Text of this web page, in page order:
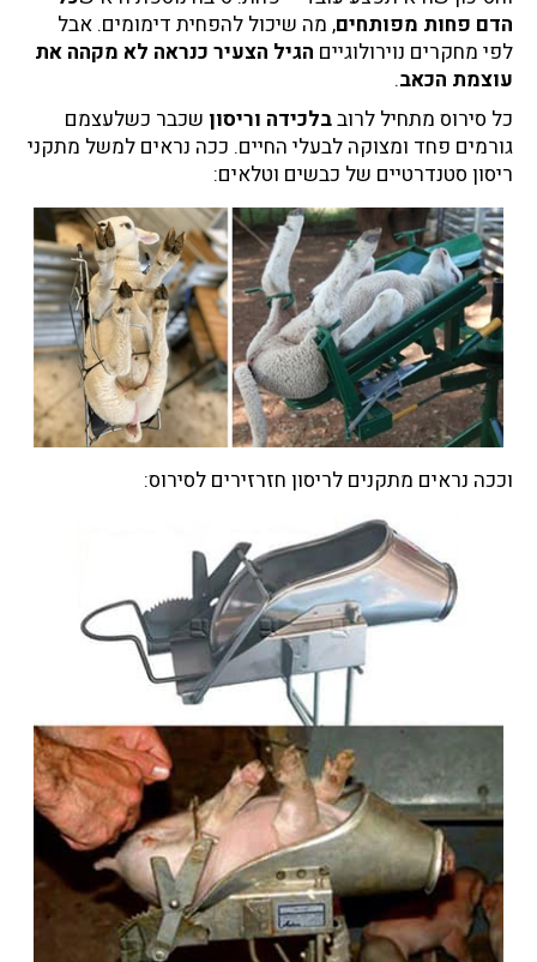
הדם פחות מפותחים, מה שיכול להפחית דימומים. אבל
לפי מחקרים נוירולוגיים הגיל הצעיר כנראה לא מקהה את
עוצמת הכאב.
כל סירוס מתחיל לרובבלכידה וריסון שכבר כשלעצמם
גורמים פחד ומצוקה לבעלי החיים. ככה נראים למשל מתקני
ריסון סטנדרטיים של כבשים וטלאים:
וככה נראים מתקנים לריסון חזרזירים לסירוס: